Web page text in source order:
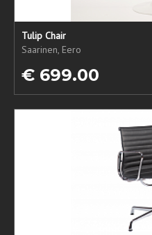
Tulip Chair
Saarinen, Eero
€ 699.00